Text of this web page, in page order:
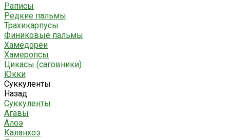
Раписы
Редкие пальмы
Трахикарпусы
Финиковые пальмы
Хамедореи
Хамеропсы
Цикасы (саговники)
Юкки
Суккуленты
Назад
Суккуленты
Агавы
Алоэ
Каланхоэ